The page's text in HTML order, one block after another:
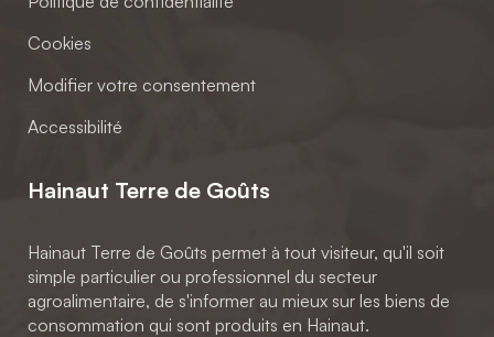
Cookies
Modifier votre consentement
Accessibilité
Hainaut Terre de Goûts
Hainaut Terre de Goûts permet à tout visiteur, qu'il soit
simple particulier ou professionnel du secteur
agroalimentaire, de s'informer au mieux sur les biens de
consommation qui sont produits en Hainaut.